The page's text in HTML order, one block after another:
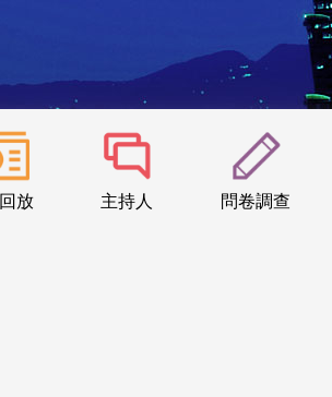
放 主持人 問卷調查